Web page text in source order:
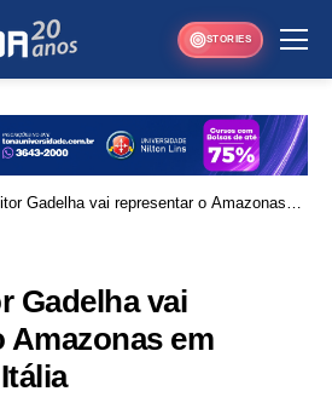
STORIES
Gadelha vai representar o Amazonas
Gadelha vai
Amazonas em